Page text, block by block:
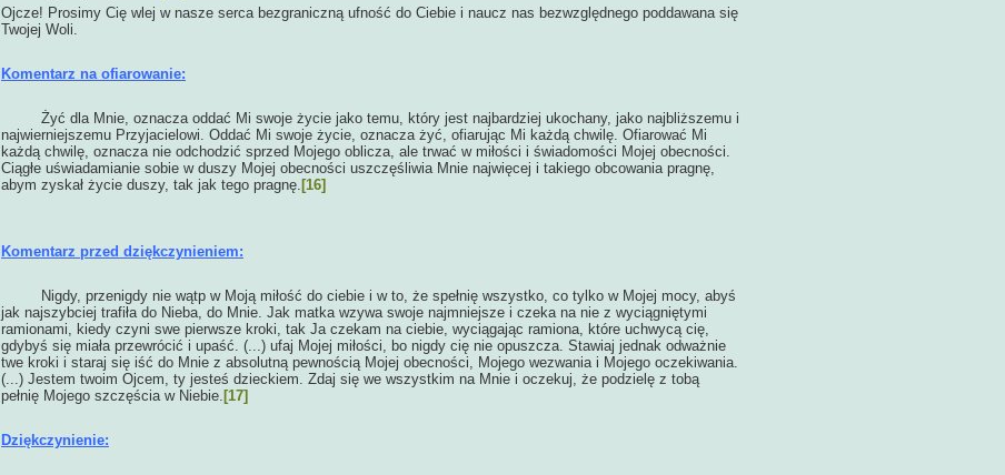
Ojcze! Prosimy Cię wlej w nasze serca bezgraniczną ufność do Ciebie i naucz nas bezwzględnego poddawana się
Twojej Woli.
Komentarz na ofiarowanie:
Żyć dla Mnie, oznacza oddać Mi swoje życie jako temu, który jest najbardziej ukochany, jako najbliższemu i
najwierniejszemu Przyjacielowi. Oddać Mi swoje życie, oznacza żyć, ofiarując Mi każdą chwilę. Ofiarować Mi
każdą chwilę, oznacza nie odchodzić sprzed Mojego oblicza, ale trwać w miłości i świadomości Mojej obecności.
Ciągłe uświadamianie sobie w duszy Mojej obecności uszczęśliwia Mnie najwięcej i takiego obcowania pragnę,
abym zyskał życie duszy, tak jak tego pragnę. [16]
Komentarz przed dziękczynieniem:
Nigdy, przenigdy nie wątp w Moją miłość do ciebie i w to, że spełnię wszystko, co tylko w Mojej mocy, abyś
jak najszybciej trafiła do Nieba, do Mnie. Jak matka wzywa swoje najmniejsze i czeka na nie z wyciągniętymi
ramionami, kiedy czyni swe pierwsze kroki, tak Ja czekam na ciebie, wyciągając ramiona, które uchwycą cię,
gdybyś się miała przewrócić i upaść. (...) ufaj Mojej miłości, bo nigdy cię nie opuszcza. Stawiaj jednak odważnie
twe kroki i staraj się iść do Mnie z absolutną pewnością Mojej obecności, Mojego wezwania i Mojego oczekiwania.
(...) Jestem twoim Ojcem, ty jesteś dzieckiem. Zdaj się we wszystkim na Mnie i oczekuj, że podzielę z tobą
pełnię Mojego szczęścia w Niebie. [17]
Dziękczynienie: